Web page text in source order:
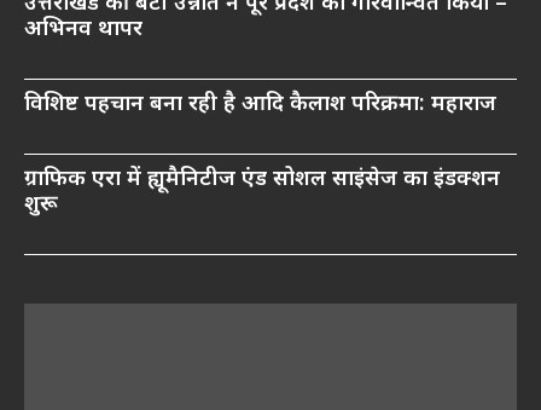
अभिनव थापर
विशिष्ट पहचान बना रही है आदि कैलाश परिक्रमा: महाराज
ग्राफिक एरा में ह्यूमैनिटीज एंड सोशल साइंसेज का इंडक्शन
शुरू